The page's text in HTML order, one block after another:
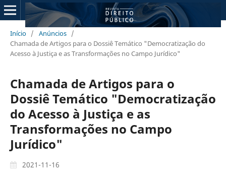
Início / Anúncios /
Chamada de Artigos para o Dossiê Temático "Democratização do
Acesso à Justiça e as Transformações no Campo Jurídico"
Chamada de Artigos para o
Dossiê Temático "Democratização
do Acesso à Justiça e as
Transformações no Campo
Jurídico"
2021-11-16